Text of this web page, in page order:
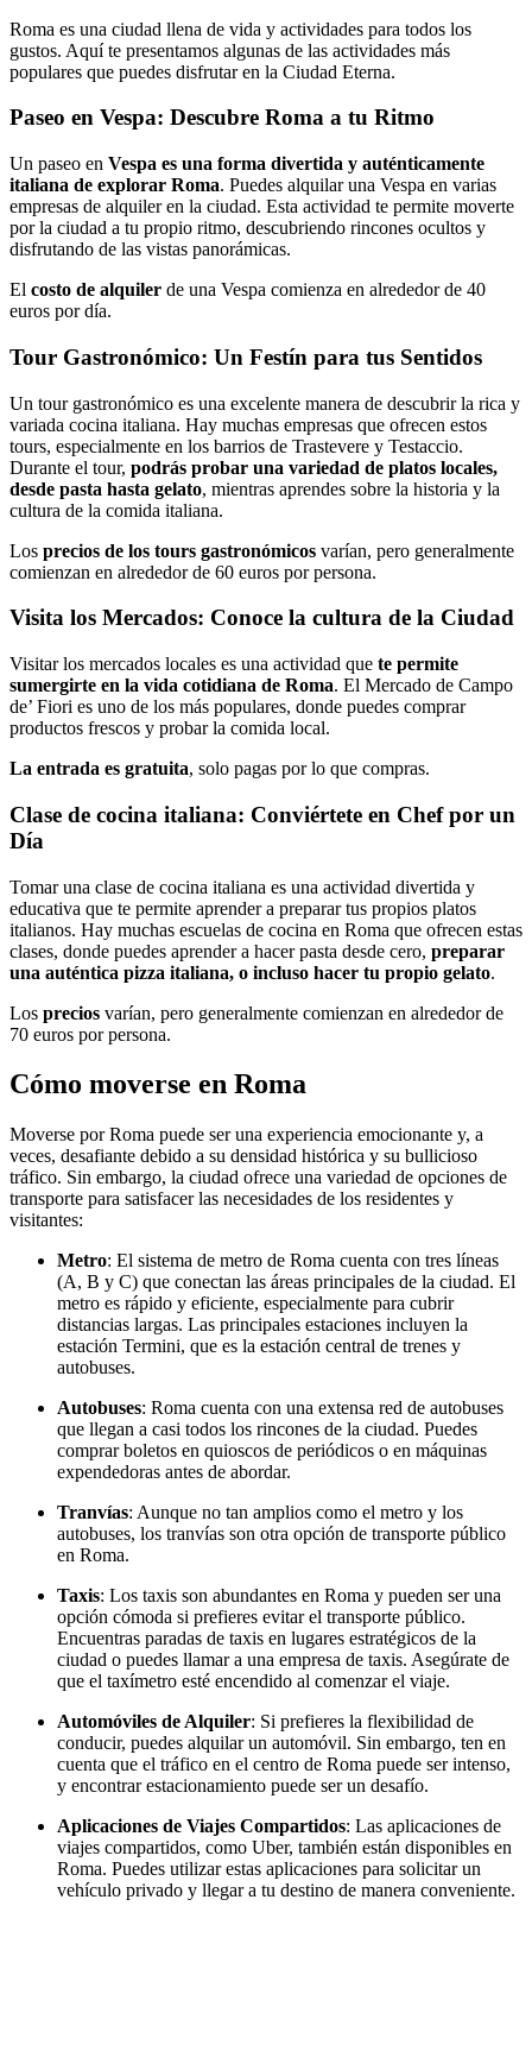
Roma es una ciudad llena de vida y actividades para todos los
gustos. Aquí te presentamos algunas de las actividades más
populares que puedes disfrutar en la Ciudad Eterna.
Paseo en Vespa: Descubre Roma a tu Ritmo
Un paseo en Vespa es una forma divertida y auténticamente
italiana de explorar Roma. Puedes alquilar una Vespa en varias
empresas de alquiler en la ciudad. Esta actividad te permite moverte
por la ciudad a tu propio ritmo, descubriendo rincones ocultos y
disfrutando de las vistas panorámicas.
El costo de alquiler de una Vespa comienza en alrededor de 40
euros por día.
Tour Gastronómico: Un Festín para tus Sentidos
Un tour gastronómico es una excelente manera de descubrir la rica y
variada cocina italiana. Hay muchas empresas que ofrecen estos
tours, especialmente en los barrios de Trastevere y Testaccio.
Durante el tour, podrás probar una variedad de platos locales,
desde pasta hasta gelato, mientras aprendes sobre la historia y la
cultura de la comida italiana.
Los precios de los tours gastronómicos varían, pero generalmente
comienzan en alrededor de 60 euros por persona.
Visita los Mercados: Conoce la cultura de la Ciudad
Visitar los mercados locales es una actividad que te permite
sumergirte en la vida cotidiana de Roma. El Mercado de Campo
de’ Fiori es uno de los más populares, donde puedes comprar
productos frescos y probar la comida local.
La entrada es gratuita, solo pagas por lo que compras.
Clase de cocina italiana: Conviértete en Chef por un
Día
Tomar una clase de cocina italiana es una actividad divertida y
educativa que te permite aprender a preparar tus propios platos
italianos. Hay muchas escuelas de cocina en Roma que ofrecen estas
clases, donde puedes aprender a hacer pasta desde cero, preparar
una auténtica pizza italiana, o incluso hacer tu propio gelato.
Los precios varían, pero generalmente comienzan en alrededor de
70 euros por persona.
Cómo moverse en Roma
Moverse por Roma puede ser una experiencia emocionante y, a
veces, desafiante debido a su densidad histórica y su bullicioso
tráfico. Sin embargo, la ciudad ofrece una variedad de opciones de
transporte para satisfacer las necesidades de los residentes y
visitantes:
Metro: El sistema de metro de Roma cuenta con tres líneas
(A, B y C) que conectan las áreas principales de la ciudad. El
metro es rápido y eficiente, especialmente para cubrir
distancias largas. Las principales estaciones incluyen la
estación Termini, que es la estación central de trenes y
autobuses.
Autobuses: Roma cuenta con una extensa red de autobuses
que llegan a casi todos los rincones de la ciudad. Puedes
comprar boletos en quioscos de periódicos o en máquinas
expendedoras antes de abordar.
Tranvías: Aunque no tan amplios como el metro y los
autobuses, los tranvías son otra opción de transporte público
en Roma.
Taxis: Los taxis son abundantes en Roma y pueden ser una
opción cómoda si prefieres evitar el transporte público.
Encuentras paradas de taxis en lugares estratégicos de la
ciudad o puedes llamar a una empresa de taxis. Asegúrate de
que el taxímetro esté encendido al comenzar el viaje.
Automóviles de Alquiler: Si prefieres la flexibilidad de
conducir, puedes alquilar un automóvil. Sin embargo, ten en
cuenta que el tráfico en el centro de Roma puede ser intenso,
y encontrar estacionamiento puede ser un desafío.
Aplicaciones de Viajes Compartidos: Las aplicaciones de
viajes compartidos, como Uber, también están disponibles en
Roma. Puedes utilizar estas aplicaciones para solicitar un
vehículo privado y llegar a tu destino de manera conveniente.